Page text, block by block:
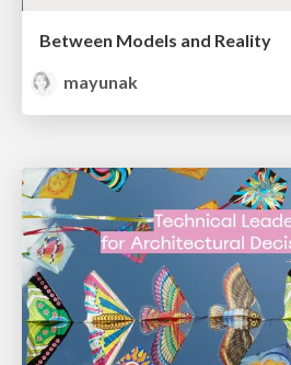
Between Models and Reality
mayunak